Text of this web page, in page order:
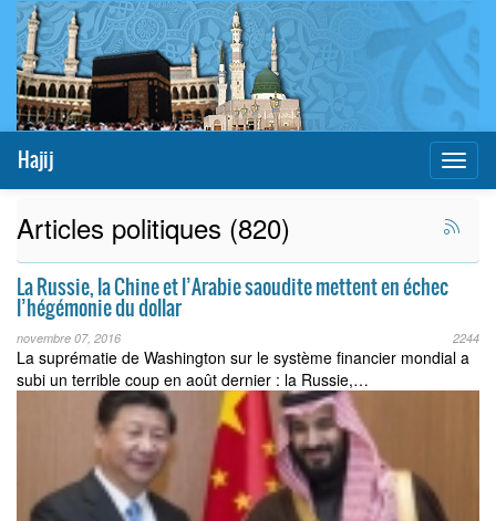
Hajij
Articles politiques (820)
La Russie, la Chine et l’Arabie saoudite mettent en échec
l’hégémonie du dollar
novembre 07, 2016 2244
La suprématie de Washington sur le système financier mondial a
subi un terrible coup en août dernier : la Russie,…